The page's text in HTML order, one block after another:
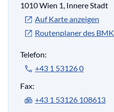
1010 Wien 1, Innere Stadt
Auf Karte anzeigen
Routenplaner des BMK
Telefon:
+43 1 53126 0
Fax:
+43 1 53126 108613